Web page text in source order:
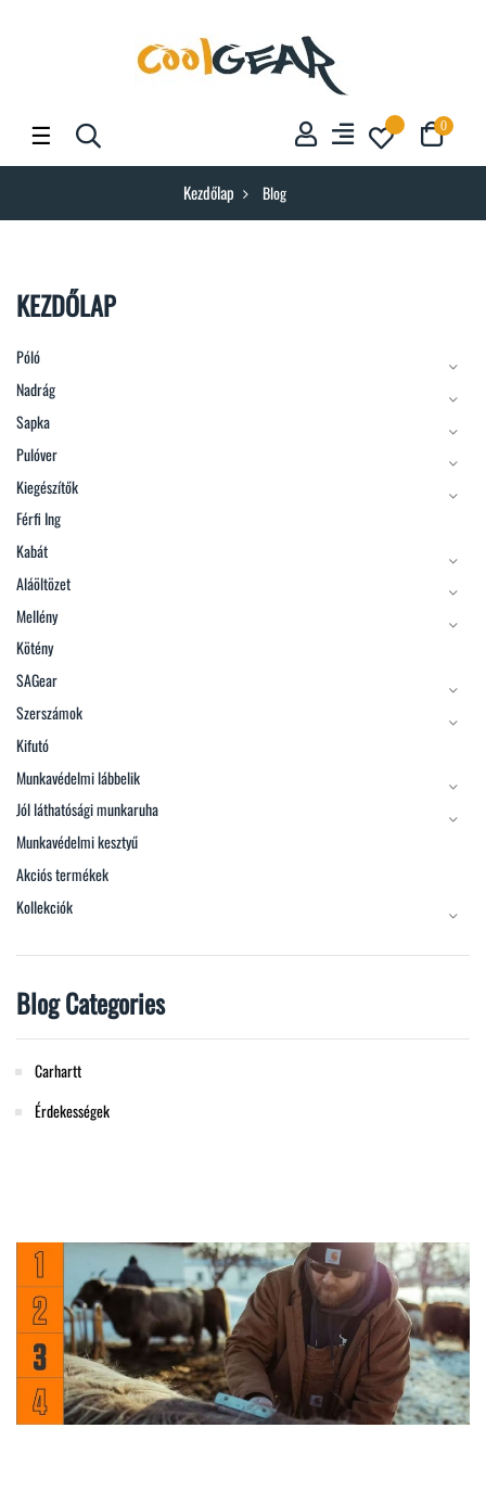
0
Toggle
navigation
☰
Kezdőlap Blog
KEZDŐLAP
Póló
Nadrág
Sapka
Pulóver
Kiegészítők
Férfi Ing
Kabát
Aláöltözet
Mellény
Kötény
SAGear
Szerszámok
Kifutó
Munkavédelmi lábbelik
Jól láthatósági munkaruha
Munkavédelmi kesztyű
Akciós termékek
Kollekciók
Blog Categories
Carhartt
Érdekességek